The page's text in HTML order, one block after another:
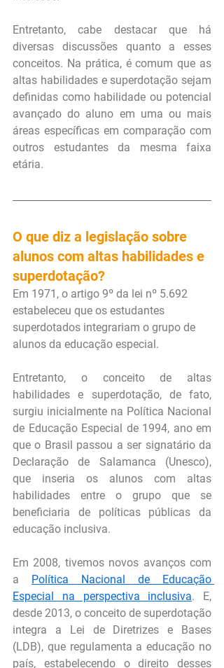
Entretanto, cabe destacar que há
diversas discussões quanto a esses
conceitos. Na prática, é comum que as
altas habilidades e superdotação sejam
definidas como habilidade ou potencial
avançado do aluno em uma ou mais
áreas específicas em comparação com
outros estudantes da mesma faixa
etária.
O que diz a legislação sobre
alunos com altas habilidades e
superdotação?
Em 1971, o artigo 9º da lei nº 5.692
estabeleceu que os estudantes
superdotados integrariam o grupo de
alunos da educação especial.
Entretanto, o conceito de altas
habilidades e superdotação, de fato,
surgiu inicialmente na Política Nacional
de Educação Especial de 1994, ano em
que o Brasil passou a ser signatário da
Declaração de Salamanca (Unesco),
que inseria os alunos com altas
habilidades entre o grupo que se
beneficiaria de políticas públicas da
educação inclusiva.
Em 2008, tivemos novos avanços com
a Política Nacional de Educação
Especial na perspectiva inclusiva. E,
desde 2013, o conceito de superdotação
integra a Lei de Diretrizes e Bases
(LDB), que regulamenta a educação no
país, estabelecendo o direito desses